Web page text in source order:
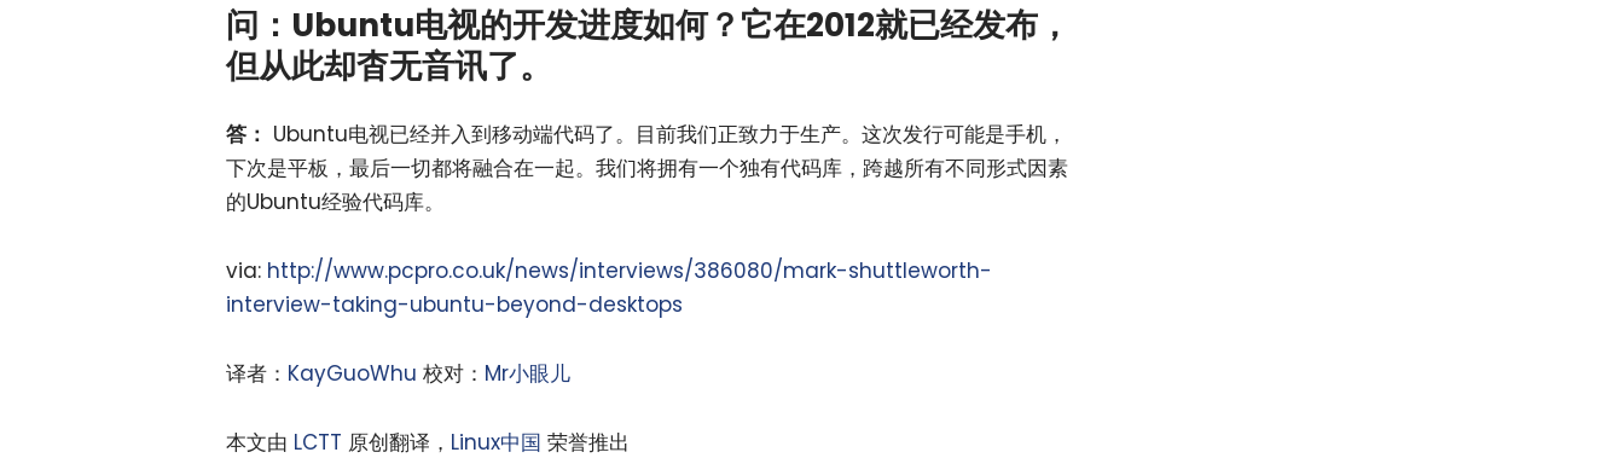
问：Ubuntu电视的开发进度如何？它在2012就已经发布，
但从此却杳无音讯了。
答： Ubuntu电视已经并入到移动端代码了。目前我们正致力于生产。这次发行可能是手机，
下次是平板，最后一切都将融合在一起。我们将拥有一个独有代码库，跨越所有不同形式因素
的Ubuntu经验代码库。
via: http://www.pcpro.co.uk/news/interviews/386080/mark-shuttleworth-
interview-taking-ubuntu-beyond-desktops
译者： KayGuoWhu 校对： Mr小眼儿
本文由 LCTT 原创翻译， Linux中国 荣誉推出